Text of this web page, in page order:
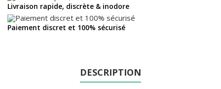
Livraison rapide, discrète & inodore
Paiement discret et 100% sécurisé
DESCRIPTION